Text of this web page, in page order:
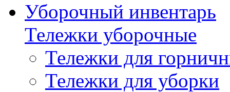
Уборочный инвентарь
Тележки уборочные
Тележки для
Тележки для уборки